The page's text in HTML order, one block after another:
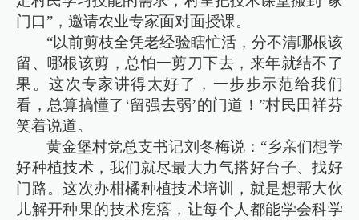
门口”，邀请农业专家面对面授课。
“以前剪枝全凭老经验瞎忙活，分不清哪根该
留、哪根该剪，总怕一剪刀下去，来年就结不了
果。这次专家讲得太好了，一步步示范给我们
看，总算搞懂了‘留强去弱’的门道！”村民田祥芬
笑着说道。
黄金堡村党总支书记刘冬梅说：“乡亲们想学
好种植技术，我们就尽最大力气搭好台子、找好
门路。这次办柑橘种植技术培训，就是想帮大伙
儿解开种果的技术疙瘩，让每个人都能学会科学